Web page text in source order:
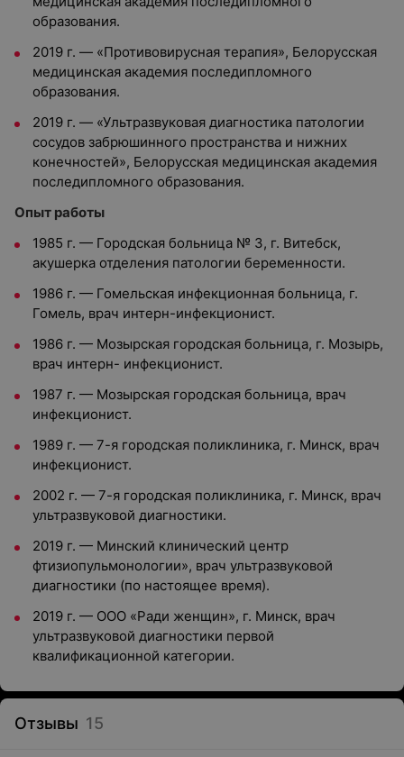
образования.
2019 г. — «Противовирусная терапия», Белорусская
медицинская академия последипломного
образования.
2019 г. — «Ультразвуковая диагностика патологии
сосудов забрюшинного пространства и нижних
конечностей», Белорусская медицинская академия
последипломного образования.
Опыт работы
1985 г. — Городская больница № 3, г. Витебск,
акушерка отделения патологии беременности.
1986 г. — Гомельская инфекционная больница, г.
Гомель, врач интерн-инфекционист.
1986 г. — Мозырская городская больница, г. Мозырь,
врач интерн- инфекционист.
1987 г. — Мозырская городская больница, врач
инфекционист.
1989 г. — 7-я городская поликлиника, г. Минск, врач
инфекционист.
2002 г. — 7-я городская поликлиника, г. Минск, врач
ультразвуковой диагностики.
2019 г. — Минский клинический центр
фтизиопульмонологии», врач ультразвуковой
диагностики (по настоящее время).
2019 г. — ООО «Ради женщин», г. Минск, врач
ультразвуковой диагностики первой
квалификационной категории.
Отзывы 15